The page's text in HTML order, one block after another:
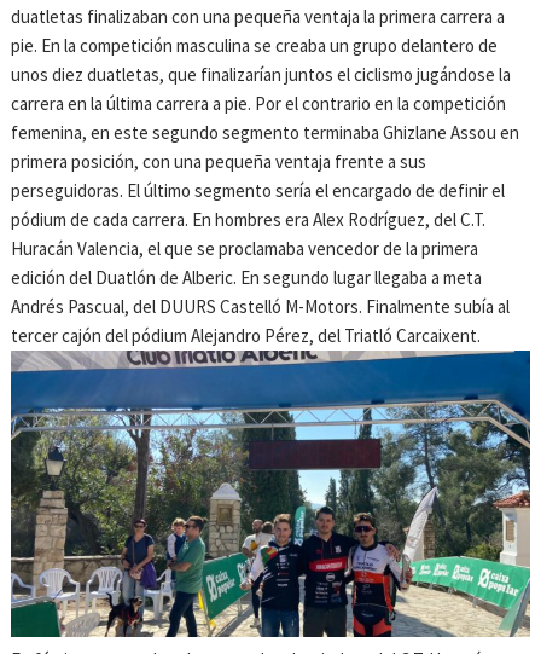
duatletas finalizaban con una pequeña ventaja la primera carrera a
pie. En la competición masculina se creaba un grupo delantero de
unos diez duatletas, que finalizarían juntos el ciclismo jugándose la
carrera en la última carrera a pie. Por el contrario en la competición
femenina, en este segundo segmento terminaba Ghizlane Assou en
primera posición, con una pequeña ventaja frente a sus
perseguidoras. El último segmento sería el encargado de definir el
pódium de cada carrera. En hombres era Alex Rodríguez, del C.T.
Huracán Valencia, el que se proclamaba vencedor de la primera
edición del Duatlón de Alberic. En segundo lugar llegaba a meta
Andrés Pascual, del DUURS Castelló M-Motors. Finalmente subía al
tercer cajón del pódium Alejandro Pérez, del Triatló Carcaixent.